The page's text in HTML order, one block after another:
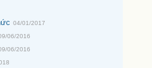
04/01/2017
06/2016
06/2016